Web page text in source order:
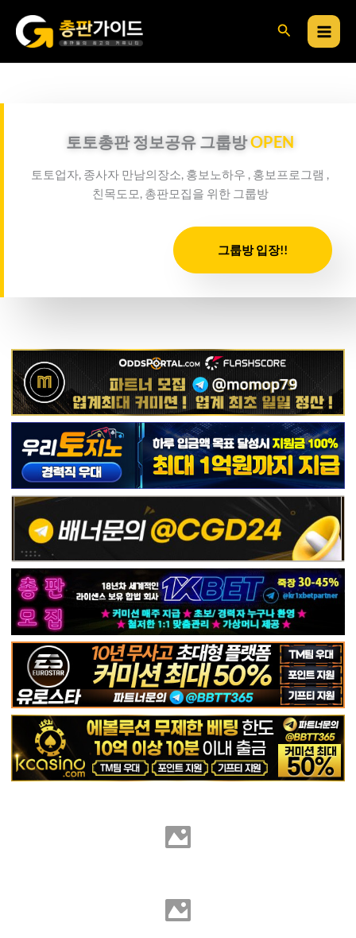
너
검
토토총판 정보공유 그룹방OPEN
토토업자, 종사자 만남의장소, 홍보노하우 , 홍보프로그램 ,
친목도모, 총판모집을 위한 그룹방
그룹방 입장!!